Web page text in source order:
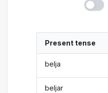
Present tense
belja
beljar